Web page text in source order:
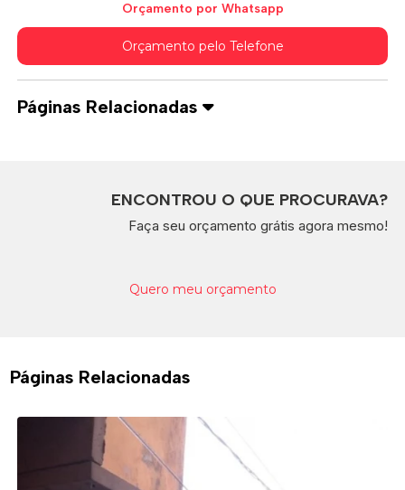
Orçamento por Whatsapp
Orçamento pelo Telefone
Páginas Relacionadas
ENCONTROU O QUE PROCURAVA?
Faça seu orçamento grátis agora mesmo!
Quero meu orçamento
Páginas Relacionadas